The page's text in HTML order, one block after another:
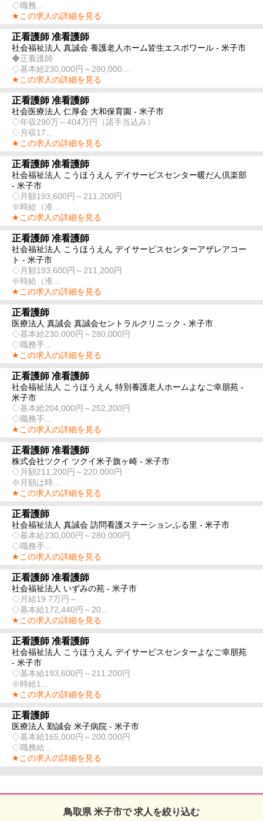
◇職務...
★この求人の詳細を見る
正看護師 准看護師
社会福祉法人 真誠会 養護老人ホーム皆生エスポワール - 米子市
◆正看護師
◇基本給230,000円～280,000...
★この求人の詳細を見る
正看護師 准看護師
社会医療法人 仁厚会 大和保育園 - 米子市
◇年収290万～404万円（諸手当込み）
◇月収17...
★この求人の詳細を見る
正看護師 准看護師
社会福祉法人 こうほうえん デイサービスセンター暖だん倶楽部
- 米子市
◇月額193,600円～211,200円
※時給（准...
★この求人の詳細を見る
正看護師 准看護師
社会福祉法人 こうほうえん デイサービスセンターアザレアコー
ト - 米子市
◇月額193,600円～211,200円
※時給（准...
★この求人の詳細を見る
正看護師
医療法人 真誠会 真誠会セントラルクリニック - 米子市
◇基本給230,000円～280,000円
◇職務手...
★この求人の詳細を見る
正看護師 准看護師
社会福祉法人 こうほうえん 特別養護老人ホームよなご幸朋苑 -
米子市
◇基本給204,000円～252,200円
◇職務手...
★この求人の詳細を見る
正看護師 准看護師
株式会社ツクイ ツクイ米子旗ヶ崎 - 米子市
◇月額211,200円～220,000円
※月額は時...
★この求人の詳細を見る
正看護師
社会福祉法人 真誠会 訪問看護ステーションふる里 - 米子市
◇基本給230,000円～280,000円
◇職務手...
★この求人の詳細を見る
正看護師 准看護師
社会福祉法人 いずみの苑 - 米子市
◇月給19.7万円～
◇基本給172,440円～20...
★この求人の詳細を見る
正看護師 准看護師
社会福祉法人 こうほうえん デイサービスセンターよなご幸朋苑
- 米子市
◇基本給193,600円～211,200円
※時給1...
★この求人の詳細を見る
正看護師
医療法人 勤誠会 米子病院 - 米子市
◇基本給165,000円～200,000円
◇職務給...
★この求人の詳細を見る
鳥取県 米子市で 求人を絞り込む